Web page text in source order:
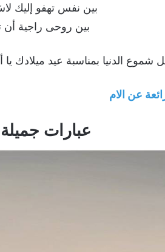
بين نفس تهفو إليك
بين روحى راجية
شموع الدنيا بمناسبة عيد ميلادك
عن الام
عبارات